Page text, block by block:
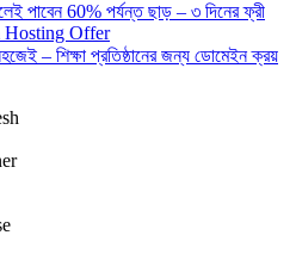
পাবেন 60% পর্যন্ত ছাড় – ৩ দিনের ফ্রী
Hosting Offer
– শিক্ষা প্রতিষ্ঠানের জন্য ডোমেইন ক্রয়